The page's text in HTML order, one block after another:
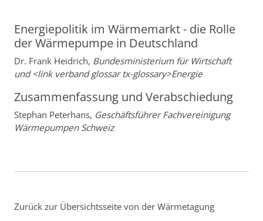
Energiepolitik im Wärmemarkt - die Rolle
der Wärmepumpe in Deutschland
Dr. Frank Heidrich, Bundesministerium für Wirtschaft
und <link verband glossar tx-glossary>Energie
Zusammenfassung und Verabschiedung
Stephan Peterhans, Geschäftsführer Fachvereinigung
Wärmepumpen Schweiz
Zurück zur Übersichtsseite von der Wärmetagung